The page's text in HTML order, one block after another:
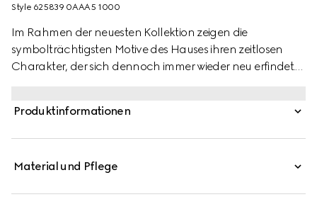
Style ‎625839 0AAA5 1000
Im Rahmen der neuesten Kollektion zeigen die
symbolträchtigsten Motive des Hauses ihren zeitlosen
Charakter, der sich dennoch immer wieder neu erfindet.
unverkennbare Note.
Produktinformationen
Material und Pflege